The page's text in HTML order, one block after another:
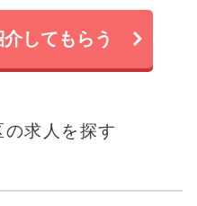
してもらう
求人を探す